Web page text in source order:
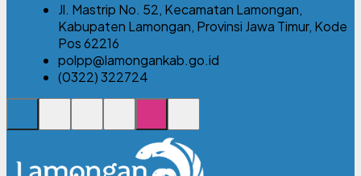
Jl. Mastrip No. 52, Kecamatan Lamongan,
Kabupaten Lamongan, Provinsi Jawa Timur, Kode
Pos 62216
polpp@lamongankab.go.id
(0322) 322724